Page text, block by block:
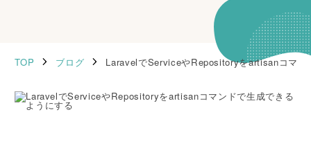
TOP ブログ LaravelでServiceやRepositoryをartisanコマン